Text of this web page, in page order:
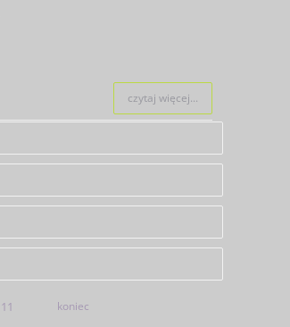
czytaj więcej...
11 koniec